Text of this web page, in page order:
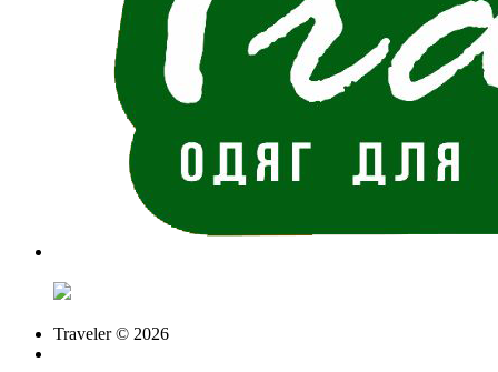
Traveler © 2026